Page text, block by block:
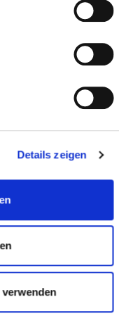
Details zeigen
Hațieganu